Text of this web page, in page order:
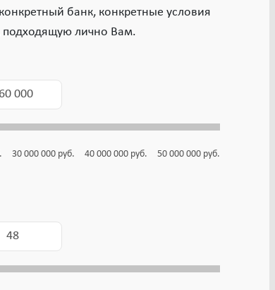
банк, конкретные условия
лично Вам.
30 000 000 руб. 40 000 000 руб. 50 000 000 руб.